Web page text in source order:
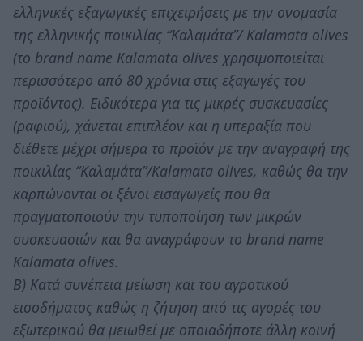
ελληνικές εξαγωγικές επιχειρήσεις με την ονομασία
της ελληνικής ποικιλίας “Καλαμάτα”/ Kalamata olives
(το brand name Kalamata olives χρησιμοποιείται
περισσότερο από 80 χρόνια στις εξαγωγές του
προϊόντος). Ειδικότερα για τις μικρές συσκευασίες
(ραφιού), χάνεται επιπλέον και η υπεραξία που
διέθετε μέχρι σήμερα το προϊόν με την αναγραφή της
ποικιλίας “Καλαμάτα”/Kalamata olives, καθώς θα την
καρπώνονται οι ξένοι εισαγωγείς που θα
πραγματοποιούν την τυποποίηση των μικρών
συσκευασιών και θα αναγράφουν το brand name
Kalamata olives.
Β) Κατά συνέπεια μείωση και του αγροτικού
εισοδήματος καθώς η ζήτηση από τις αγορές του
εξωτερικού θα μειωθεί με οποιαδήποτε άλλη κοινή